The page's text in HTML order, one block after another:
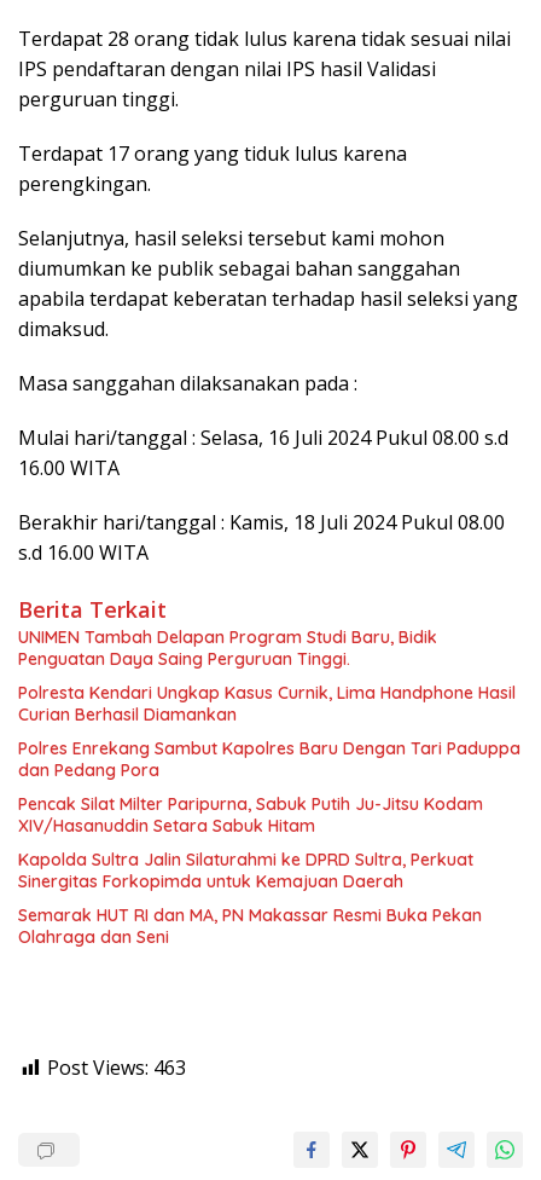
Terdapat 28 orang tidak lulus karena tidak sesuai nilai
IPS pendaftaran dengan nilai IPS hasil Validasi
perguruan tinggi.
Terdapat 17 orang yang tiduk lulus karena
perengkingan.
Selanjutnya, hasil seleksi tersebut kami mohon
diumumkan ke publik sebagai bahan sanggahan
apabila terdapat keberatan terhadap hasil seleksi yang
dimaksud.
Masa sanggahan dilaksanakan pada :
Mulai hari/tanggal : Selasa, 16 Juli 2024 Pukul 08.00 s.d
16.00 WITA
Berakhir hari/tanggal : Kamis, 18 Juli 2024 Pukul 08.00
s.d 16.00 WITA
Berita Terkait
UNIMEN Tambah Delapan Program Studi Baru, Bidik
Penguatan Daya Saing Perguruan Tinggi.
Polresta Kendari Ungkap Kasus Curnik, Lima Handphone Hasil
Curian Berhasil Diamankan
Polres Enrekang Sambut Kapolres Baru Dengan Tari Paduppa
dan Pedang Pora
Pencak Silat Milter Paripurna, Sabuk Putih Ju-Jitsu Kodam
XIV/Hasanuddin Setara Sabuk Hitam
Kapolda Sultra Jalin Silaturahmi ke DPRD Sultra, Perkuat
Sinergitas Forkopimda untuk Kemajuan Daerah
Semarak HUT RI dan MA, PN Makassar Resmi Buka Pekan
Olahraga dan Seni
Post Views: 463